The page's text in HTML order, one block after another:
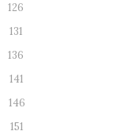
126
131
136
141
146
151